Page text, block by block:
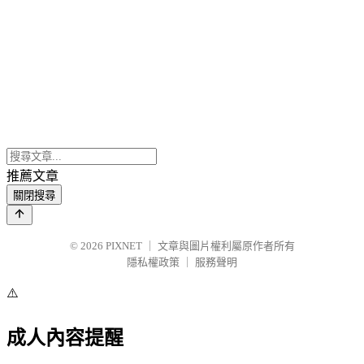
推薦文章
關閉搜尋
© 2026 PIXNET
文章與圖片權利屬原作者所有
隱私權政策
服務聲明
⚠️
成人內容提醒